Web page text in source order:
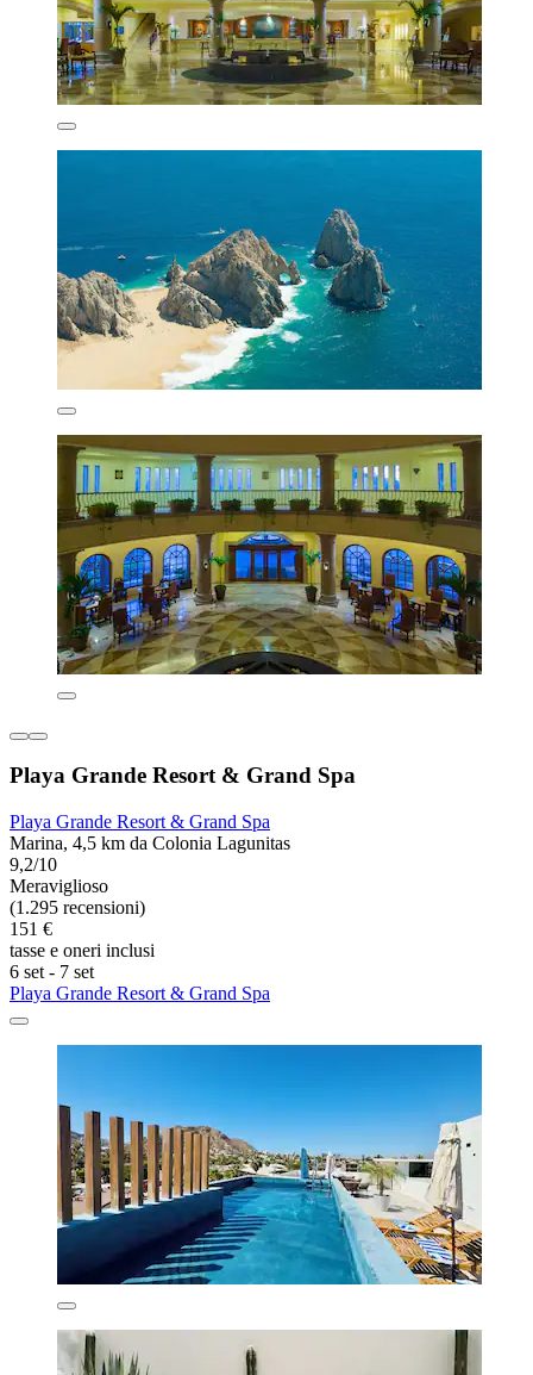
Playa Grande Resort & Grand Spa
Playa Grande Resort & Grand Spa
Marina, 4,5 km da Colonia Lagunitas
9,2/10
Meraviglioso
(1.295 recensioni)
151 €
tasse e oneri inclusi
6 set - 7 set
Playa Grande Resort & Grand Spa